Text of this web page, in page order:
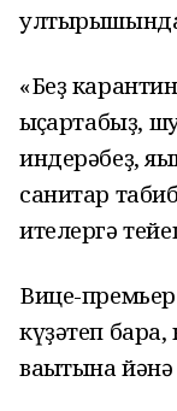
«Беҙ
ҡыҫҡартабыҙ,
индерәбеҙ,
санитар
ителергә
Вице-
күҙәтеп бара,
ваҡытына